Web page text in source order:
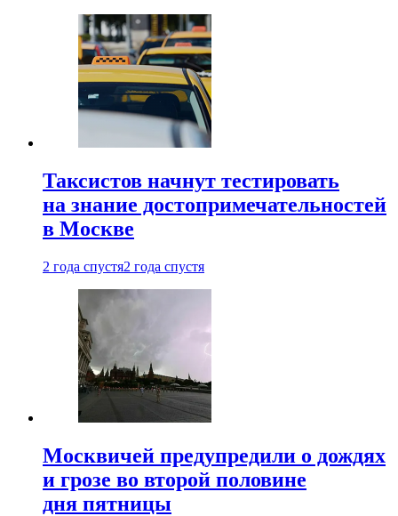
Таксистов начнут тестировать
на знание достопримечательностей
в Москве
2 года спустя2 года спустя
Москвичей предупредили о дождях
и грозе во второй половине
дня пятницы